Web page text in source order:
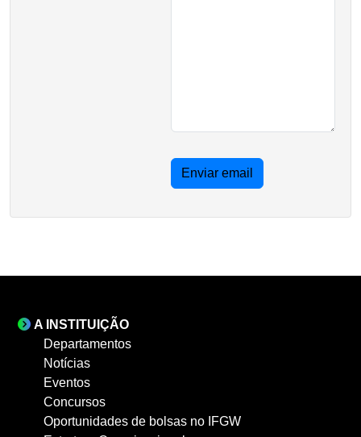
Enviar email
A INSTITUIÇÃO
Departamentos
Notícias
Eventos
Concursos
Oportunidades de bolsas no IFGW